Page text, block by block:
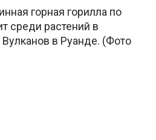
горная горилла по
среди растений в
в Руанде. (Фото